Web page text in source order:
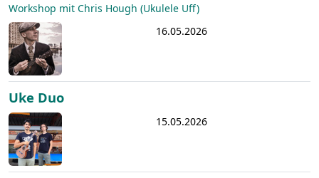
Workshop mit Chris Hough (Ukulele Uff)
16.05.2026
Uke Duo
15.05.2026